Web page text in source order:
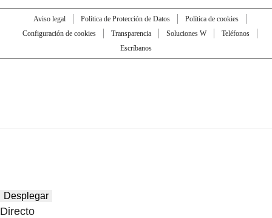
Aviso legal Política de Protección de Datos
Política de cookies
Configuración de cookies
Transparencia Soluciones W
Teléfonos
Escríbanos
Desplegar
Directo